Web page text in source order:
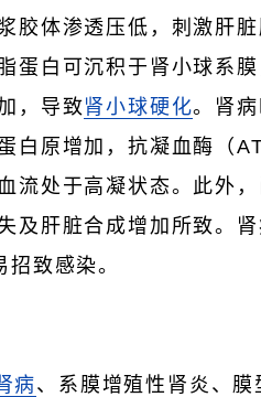
胶体渗透压低，刺激肝
蛋白可沉积于肾小球系
，导致肾小球硬化。肾
原增加，抗凝血酶（
流处于高凝状态。此外
及肝脏合成增加所致。
致感染。
病、系膜增殖性肾炎、膜